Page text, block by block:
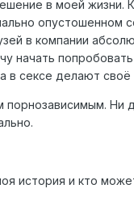
в моей жизни.
опустошенном
в компании
начать
в сексе делают
Ни
история и кто